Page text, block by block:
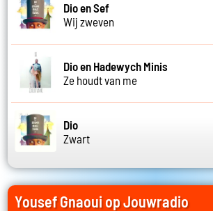
Dio en Sef
Wij zweven
Dio en Hadewych Minis
Ze houdt van me
Dio
Zwart
Yousef Gnaoui op Jouwradio